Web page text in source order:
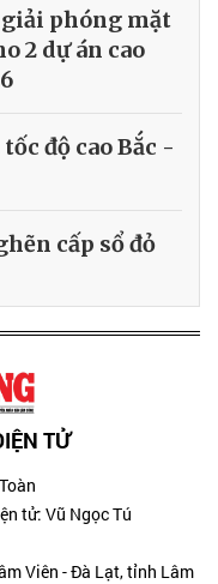
phóng mặt
2 dự án cao
độ cao Bắc -
cấp sổ đỏ
TỬ
tử: Vũ Ngọc Tú
Viên - Đà Lạt, tỉnh Lâm